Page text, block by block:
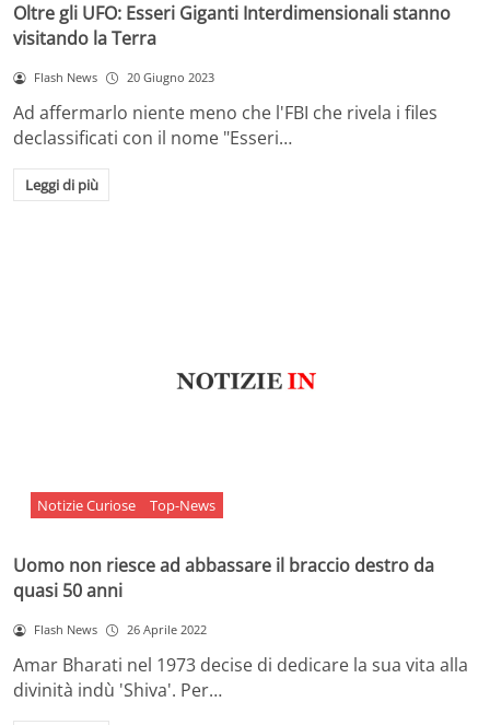
Oltre gli UFO: Esseri Giganti Interdimensionali stanno
visitando la Terra
Flash News 20 Giugno 2023
Ad affermarlo niente meno che l'FBI che rivela i files
declassificati con il nome "Esseri…
Leggi di più
Notizie Curiose Top-News
Uomo non riesce ad abbassare il braccio destro da
quasi 50 anni
Flash News 26 Aprile 2022
Amar Bharati nel 1973 decise di dedicare la sua vita alla
divinità indù 'Shiva'. Per…